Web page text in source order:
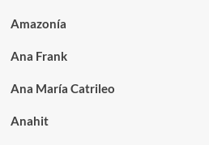
Amazonía
Ana Frank
Ana María Catrileo
Anahit